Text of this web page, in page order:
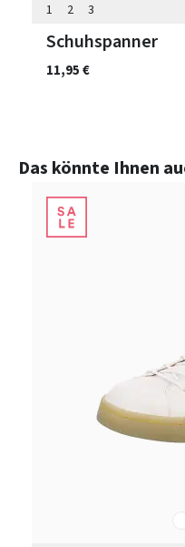
1 2 3
Schuhspanner
11,95 €
Produktgalerie überspringen
Das könnte Ihnen